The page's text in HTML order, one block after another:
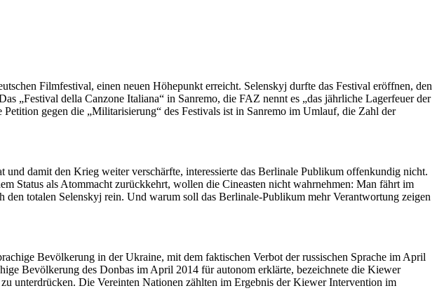
Filmfestival, einen neuen Höhepunkt erreicht. Selenskyj durfte das Festival eröffnen, den
„Festival della Canzone Italiana“ in Sanremo, die FAZ nennt es „das jährliche Lagerfeuer der
gegen die „Militarisierung“ des Festivals ist in Sanremo im Umlauf, die Zahl der
und damit den Krieg weiter verschärfte, interessierte das Berlinale Publikum offenkundig nicht.
Status als Atommacht zurückkehrt, wollen die Cineasten nicht wahrnehmen: Man fährt im
totalen Selenskyj rein. Und warum soll das Berlinale-Publikum mehr Verantwortung zeigen
Bevölkerung in der Ukraine, mit dem faktischen Verbot der russischen Sprache im April
Bevölkerung des Donbas im April 2014 für autonom erklärte, bezeichnete die Kiewer
unterdrücken. Die Vereinten Nationen zählten im Ergebnis der Kiewer Intervention im